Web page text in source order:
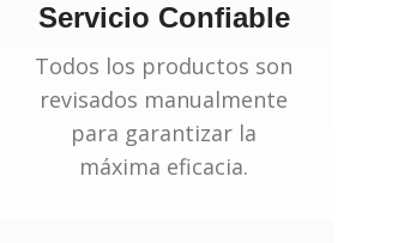
Servicio Confiable
Todos los productos son
revisados manualmente
para garantizar la
máxima eficacia.